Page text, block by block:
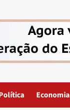
Economia